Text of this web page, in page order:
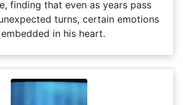
finding that even as years pass
turns, certain emotions
in his heart.